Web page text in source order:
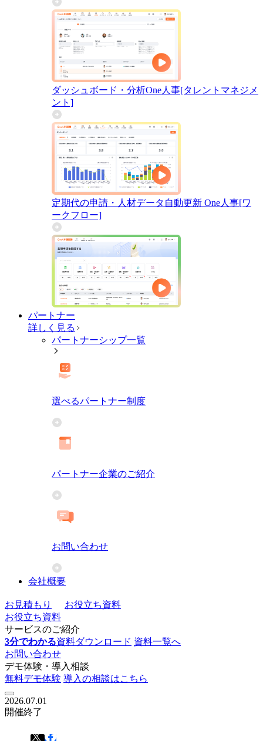
ダッシュボード・分析One人事[タレントマネジメ
ント]
定期代の申請・人材データ自動更新 One人事[ワ
ークフロー]
パートナー
詳しく見る
パートナーシップ一覧
選べるパートナー制度
パートナー企業のご紹介
お問い合わせ
会社概要
お見積もり
お役立ち資料
お役立ち資料
サービスのご紹介
3分でわかる資料ダウンロード 資料一覧へ
お問い合わせ
デモ体験・導入相談
無料デモ体験 導入の相談はこちら
2026.07.01
開催終了